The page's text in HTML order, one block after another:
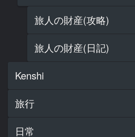
旅人の財産(攻略)
旅人の財産(日記)
Kenshi
旅行
日常